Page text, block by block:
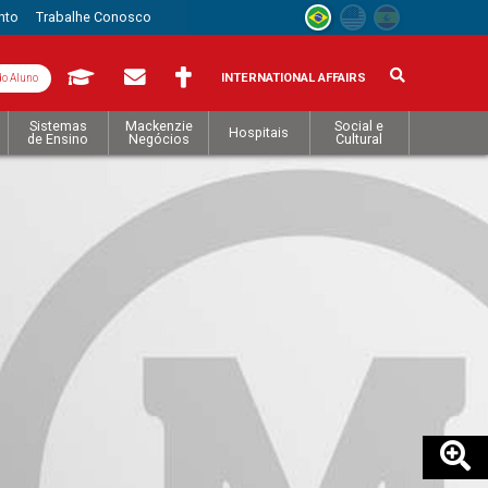
Trabalhe Conosco
Aluno INTERNATIONAL AFFAIRS
Sistemas
de Ensino
Mackenzie
Negócios
Hospitais
Social e
Cultural